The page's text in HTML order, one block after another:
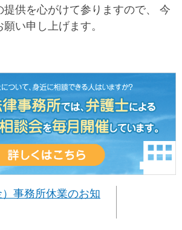
提供を心がけて参りますので、 今
い申し上げます。
事務所休業のお知